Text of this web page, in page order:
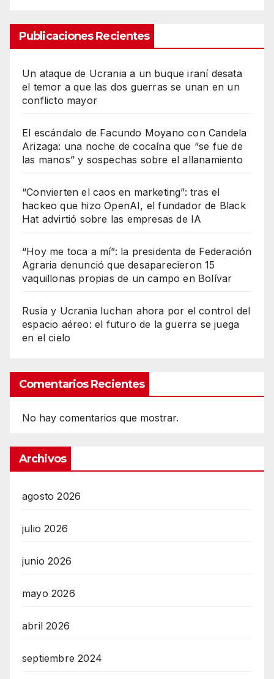
Publicaciones Recientes
Un ataque de Ucrania a un buque iraní desata
el temor a que las dos guerras se unan en un
conflicto mayor
El escándalo de Facundo Moyano con Candela
Arizaga: una noche de cocaína que “se fue de
las manos” y sospechas sobre el allanamiento
“Convierten el caos en marketing”: tras el
hackeo que hizo OpenAI, el fundador de Black
Hat advirtió sobre las empresas de IA
“Hoy me toca a mí”: la presidenta de Federación
Agraria denunció que desaparecieron 15
vaquillonas propias de un campo en Bolívar
Rusia y Ucrania luchan ahora por el control del
espacio aéreo: el futuro de la guerra se juega
en el cielo
Comentarios Recientes
No hay comentarios que mostrar.
Archivos
agosto 2026
julio 2026
junio 2026
mayo 2026
abril 2026
septiembre 2024